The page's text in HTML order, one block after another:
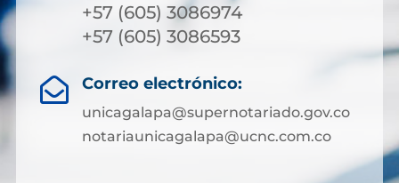
+57 (605) 3086974
+57 (605) 3086593
 Correo electrónico:
unicagalapa@supernotariado.gov.co
notariaunicagalapa@ucnc.com.co